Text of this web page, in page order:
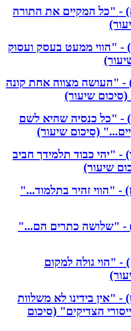
- "כל המקיים את התורה
- "הווי ממעט בעסק ועסוק
- "העושה מצווה אחת קונה
שיעור)
- "כל כנסיה שהיא לשם
(סיכום שיעור)
- "יהי כבוד תלמידך חביב
שיעור)
"הווי זהיר בתלמוד..."
- "שלושה כתרים הם..."
"הוי גולה למקום
"אין בידינו לא משלוות
הצדיקים" (סיכום